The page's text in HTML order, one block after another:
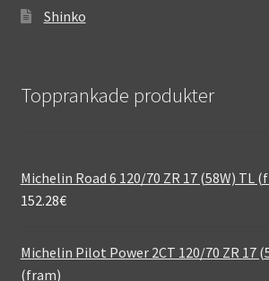
Shinko
Topprankade produkter
Michelin Road 6 120/70 ZR 17 (58W) TL
152.28€
Michelin Pilot Power 2CT 120/70 ZR 17
(fram)